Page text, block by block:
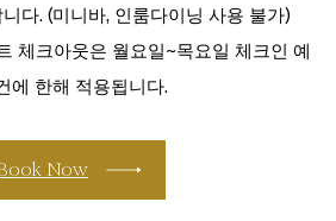
다. (미니바, 인룸다이닝 사용 불가)
체크아웃은 월요일~목요일 체크인 예
에 한해 적용됩니다.
Now